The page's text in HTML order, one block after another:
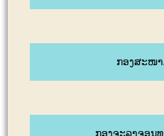
ກອງສະໜ
ກອງຈະລາຈອນ